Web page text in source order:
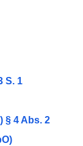
S. 1
§ 4 Abs. 2